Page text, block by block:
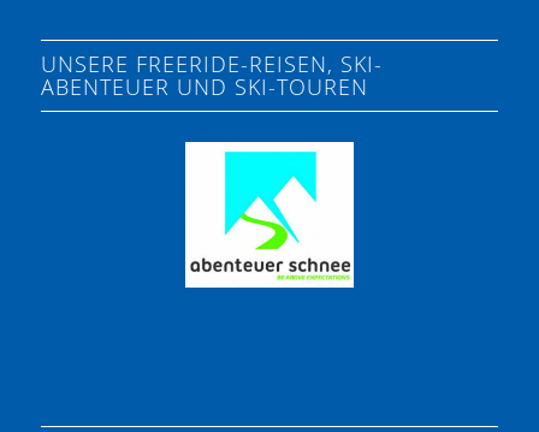
UNSERE FREERIDE-REISEN, SKI-
ABENTEUER UND SKI-TOUREN